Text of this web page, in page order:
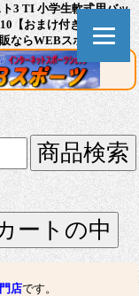
3 TI 小学生軟式用バッ
【おまけ付き】 ルイス
ならWEBスポーツ本店
店です。